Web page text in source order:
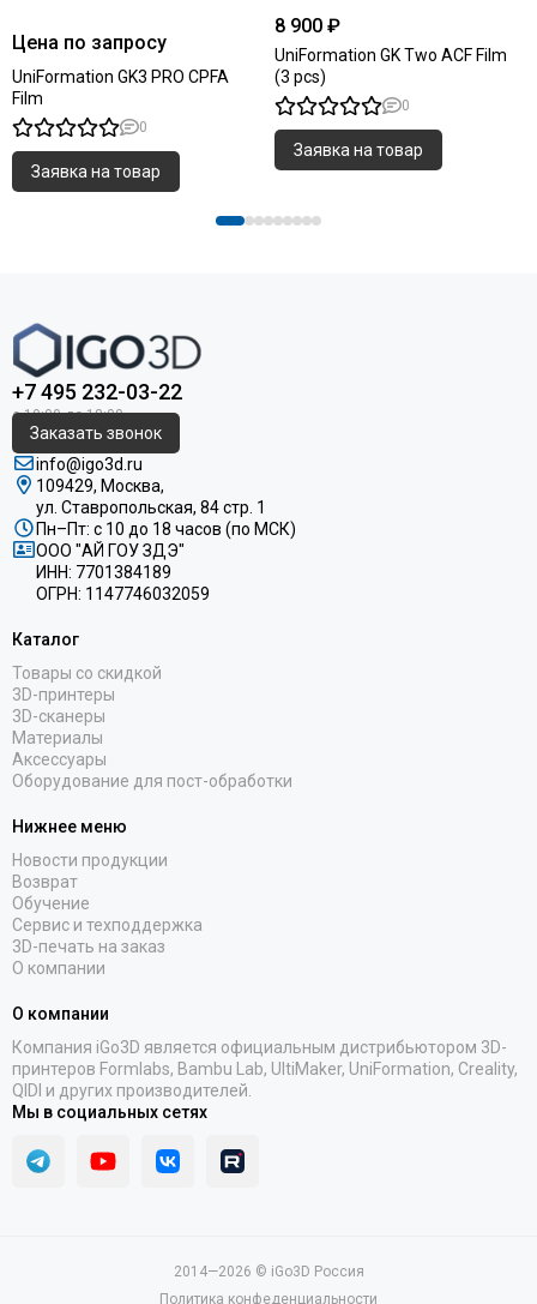
Цена по запросу
UniFormation GK3 PRO CPFA
Film
0
Заявка на товар
8 900 ₽
UniFormation GK Two ACF Film
(3 pcs)
0
Заявка на товар
+7 495 232-03-22
Заказать звонок
info@igo3d.ru
109429, Москва,
ул. Ставропольская, 84 стр. 1
Пн–Пт: с 10 до 18 часов (по МСК)
ООО "АЙ ГОУ ЗДЭ"
ИНН: 7701384189
ОГРН: 1147746032059
Каталог
Товары со скидкой
3D-принтеры
3D-сканеры
Материалы
Аксессуары
Оборудование для пост-обработки
Нижнее меню
Новости продукции
Возврат
Обучение
Сервис и техподдержка
3D-печать на заказ
О компании
О компании
Компания iGo3D является официальным дистрибьютором 3D-
принтеров Formlabs, Bambu Lab, UltiMaker, UniFormation, Creality,
QIDI и других производителей.
Мы в социальных сетях
2014—2026 © iGo3D Россия
Политика конфеденциальности